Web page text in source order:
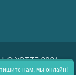
© YGT.TJ 2026.
нам, мы онлайн!